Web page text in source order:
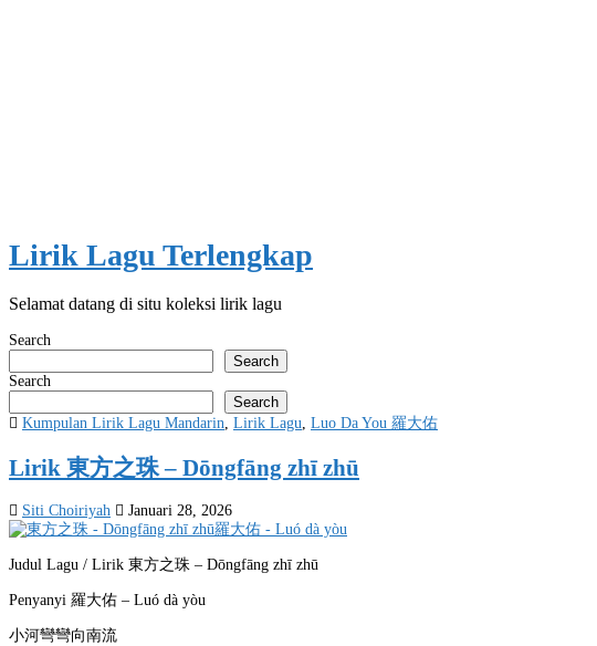
Lirik Lagu Terlengkap
Selamat datang di situ koleksi lirik lagu
Search
Search
Search
Search
Posted
Kumpulan Lirik Lagu Mandarin Lirik Lagu Luo Da You 羅大佑
Lirik 東方之珠 – Dōngfāng zhī zhū
Siti Choiriyah Januari 28, 2026
Judul Lagu / Lirik 東方之珠 – Dōngfāng zhī zhū
Penyanyi 羅大佑 – Luó dà yòu
小河彎彎向南流